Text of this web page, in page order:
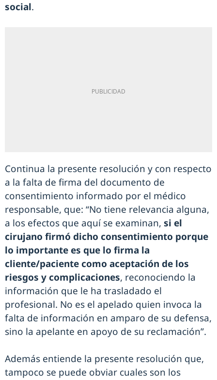
social.
Continua la presente resolución y con respecto
a la falta de firma del documento de
consentimiento informado por el médico
responsable, que: “No tiene relevancia alguna,
a los efectos que aquí se examinan, si el
cirujano firmó dicho consentimiento porque
lo importante es que lo firma la
cliente/paciente como aceptación de los
riesgos y complicaciones, reconociendo la
información que le ha trasladado el
profesional. No es el apelado quien invoca la
falta de información en amparo de su defensa,
sino la apelante en apoyo de su reclamación”.
Además entiende la presente resolución que,
tampoco se puede obviar cuales son los